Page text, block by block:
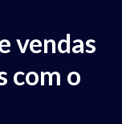
vendas
com o